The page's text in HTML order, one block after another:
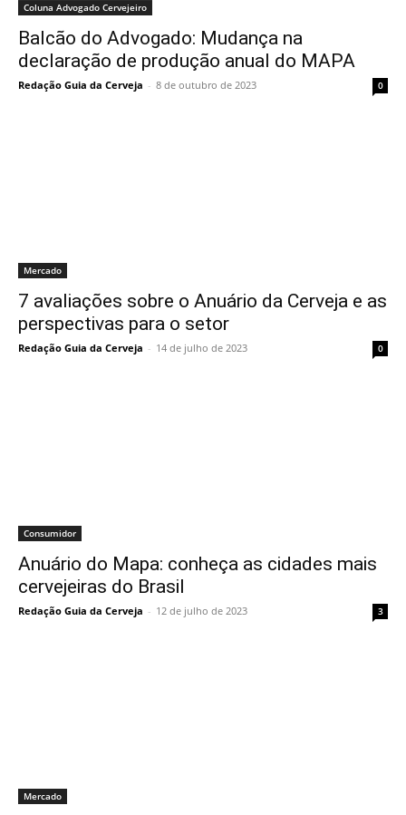
Coluna Advogado Cervejeiro
Balcão do Advogado: Mudança na
declaração de produção anual do MAPA
Redação Guia da Cerveja - 8 de outubro de 2023 0
Mercado
7 avaliações sobre o Anuário da Cerveja e as
perspectivas para o setor
Redação Guia da Cerveja - 14 de julho de 2023 0
Consumidor
Anuário do Mapa: conheça as cidades mais
cervejeiras do Brasil
Redação Guia da Cerveja - 12 de julho de 2023 3
Mercado